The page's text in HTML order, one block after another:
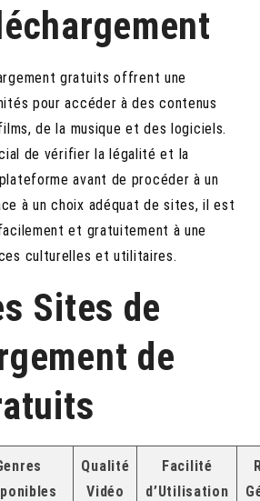
gratuits offrent une
pour accéder à des contenus
de la musique et des logiciels.
de vérifier la légalité et la
avant de procéder à un
à un choix adéquat de sites, il est
et gratuitement à une
culturelles et utilitaires.
Sites de
de
Qualité
Vidéo
Facilité
d’Utilisation